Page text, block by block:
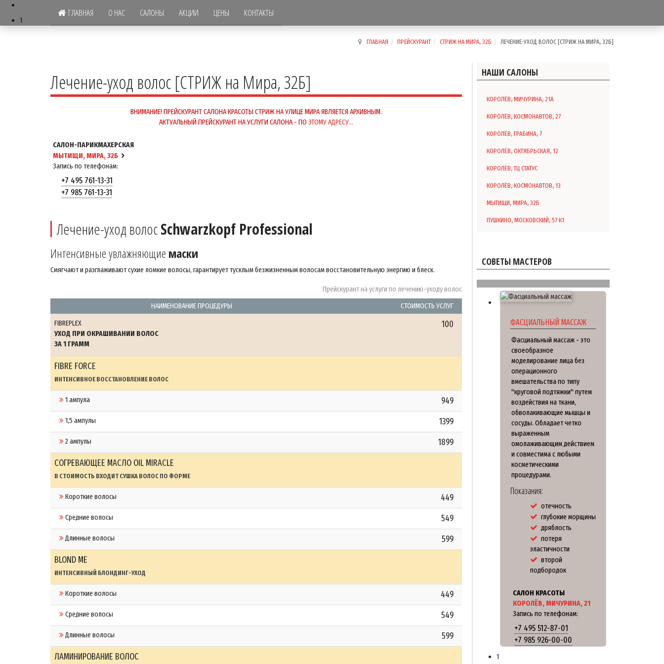
ГЛАВНАЯ О НАС САЛОНЫ АКЦИИ ЦЕНЫ КОНТАКТЫ
1
ГЛАВНАЯ ПРЕЙСКУРАНТ СТРИЖ НА МИРА, 32Б ЛЕЧЕНИЕ-УХОД ВОЛОС [СТРИЖ НА МИРА, 32Б]
Лечение-уход волос [СТРИЖ на Мира, 32Б]
ВНИМАНИЕ! ПРЕЙСКУРАНТ САЛОНА КРАСОТЫ СТРИЖ НА УЛИЦЕ МИРА ЯВЛЯЕТСЯ АРХИВНЫМ.
АКТУАЛЬНЫЙ ПРЕЙСКУРАНТ НА УСЛУГИ САЛОНА - ПО ЭТОМУ АДРЕСУ...
САЛОН-ПАРИКМАХЕРСКАЯ
МЫТИЩИ, МИРА, 32Б
Запись по телефонам:
+7 495 761-13-31
+7 985 761-13-31
Лечение-уход волосSchwarzkopf Professional
Интенсивные увлажняющие маски
Смягчают и разглаживают сухие ломкие волосы, гарантирует тусклым безжизненным волосам восстановительную энергию и блеск.
Прейскурант на услуги по лечению-уходу волос
НАИМЕНОВАНИЕ ПРОЦЕДУРЫ
СТОИМОСТЬ УСЛУГ
FIBREPLEX
УХОД ПРИ ОКРАШИВАНИИ ВОЛОС
ЗА 1 ГРАММ
100
FIBRE FORCE
ИНТЕНСИВНОЕ ВОССТАНОВЛЕНИЕ ВОЛОС
1 ампула 949
1,5 ампулы 1399
2 ампулы
1899
СОГРЕВАЮЩЕЕ МАСЛО OIL MIRACLE
В СТОИМОСТЬ ВХОДИТ СУШКА ВОЛОС ПО ФОРМЕ
Короткие волосы 449
Средние волосы 549
Длинные волосы
599
BLOND ME
ИНТЕНСИВНЫЙ БЛОНДИНГ-УХОД
Короткие волосы 449
Средние волосы 549
Длинные волосы
599
ЛАМИНИРОВАНИЕ ВОЛОС
НАШИ САЛОНЫ
КОРОЛЁВ, МИЧУРИНА, 21А
КОРОЛЁВ, КОСМОНАВТОВ, 27
КОРОЛЁВ, ГРАБИНА, 7
КОРОЛЁВ, ОКТЯБРЬСКАЯ, 12
КОРОЛЁВ, ТЦ СТАТУС
КОРОЛЁВ, КОСМОНАВТОВ, 13
МЫТИЩИ, МИРА, 32Б
ПУШКИНО, МОСКОВСКИЙ, 57 К1
СОВЕТЫ МАСТЕРОВ
ФАСЦИАЛЬНЫЙ МАССАЖ
Фасциальный массаж - это
своеобразное
моделирование лица без
операционного
вмешательства по типу
"круговой подтяжки" путем
воздействия на ткани,
обволакивающие мышцы и
сосуды. Обладает четко
выраженным
омолаживающим действием
и совместима с любыми
косметическими
процедурами.
Показания:
отечность
глубокие морщины
дряблость
потеря
эластичности
второй
подбородок
САЛОН КРАСОТЫ
КОРОЛЁВ, МИЧУРИНА, 21
Запись по телефонам:
+7 495 512-87-01
+7 985 926-00-00
1